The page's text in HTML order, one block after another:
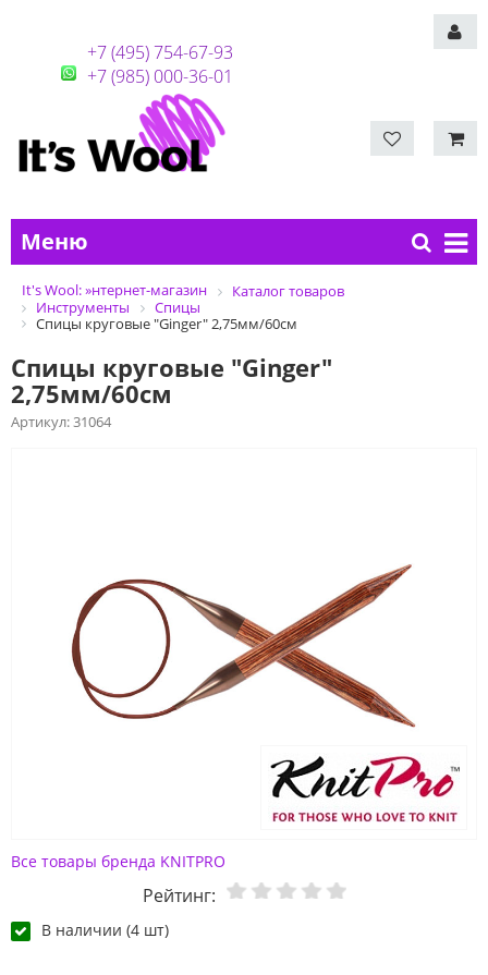
+7 (495) 754-67-93
+7 (985) 000-36-01
Меню
It's Wool: »нтернет-магазин
Каталог товаров
Инструменты
Спицы
Спицы круговые "Ginger" 2,75мм/60см
Спицы круговые "Ginger"
2,75мм/60см
Артикул:31064
Все товары бренда KNITPRO
Рейтинг:
В наличии (4 шт)